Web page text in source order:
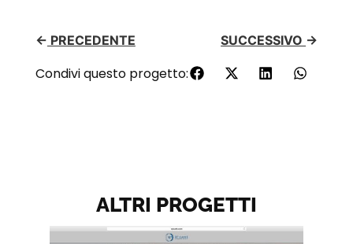
← PRECEDENTE SUCCESSIVO →
Condivi questo progetto:
ALTRI PROGETTI